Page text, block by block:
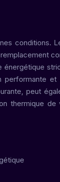
conditions.
performante
peut
thermique